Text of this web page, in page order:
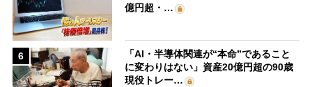
億円超・…
6
「AI・半導体関連が“本命”であること
に変わりはない」資産20億円超の90歳
現役トレー…